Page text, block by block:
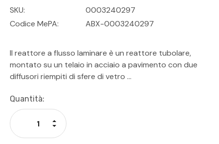
SKU:
0003240297
Codice MePA:
ABX-0003240297
Il reattore a flusso laminare è un reattore tubolare,
montato su un telaio in acciaio a pavimento con due
diffusori riempiti di sfere di vetro …
Disponibilità
Attuale:
Quantità:
Diminuisci La Quantità Di Undefined
Aumenta La Quantità Di Undefined